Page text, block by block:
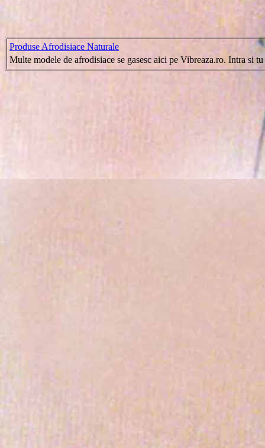
Produse Afrodisiace Naturale
Multe modele de afrodisiace se gasesc aici pe Vibreaza.ro. Intra si